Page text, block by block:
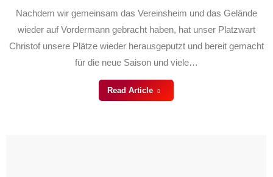
Nachdem wir gemeinsam das Vereinsheim und das Gelände
wieder auf Vordermann gebracht haben, hat unser Platzwart
Christof unsere Plätze wieder herausgeputzt und bereit gemacht
für die neue Saison und viele…
Read Article